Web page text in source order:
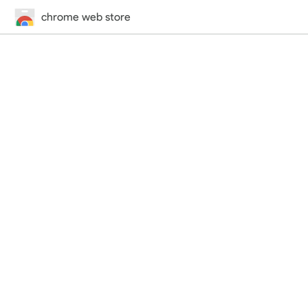
chrome web store